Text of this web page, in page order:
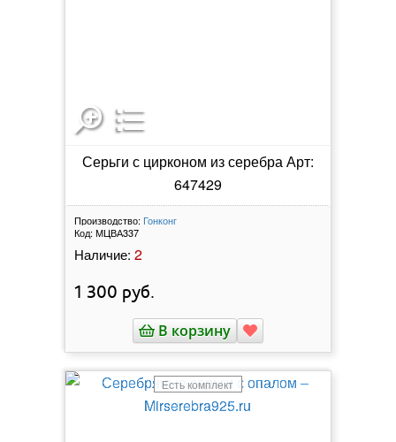
Серьги с цирконом из серебра Арт:
647429
Производство: Гонконг
Код: МЦВА337
Наличие: 2
1 300 руб.
В корзину
Есть комплект